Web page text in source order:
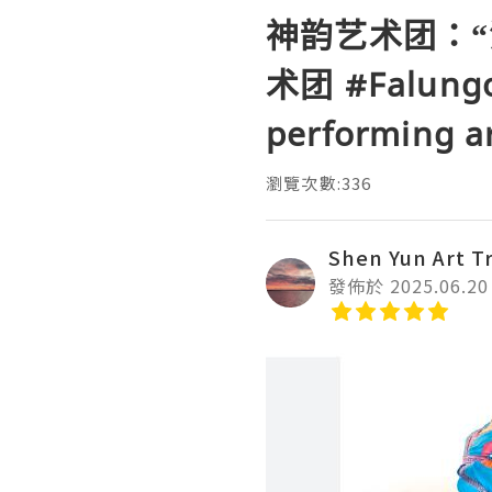
神韵艺术团：
术团
performing
瀏覽次數:336
Shen Yun Art
發佈於 2025.06.20